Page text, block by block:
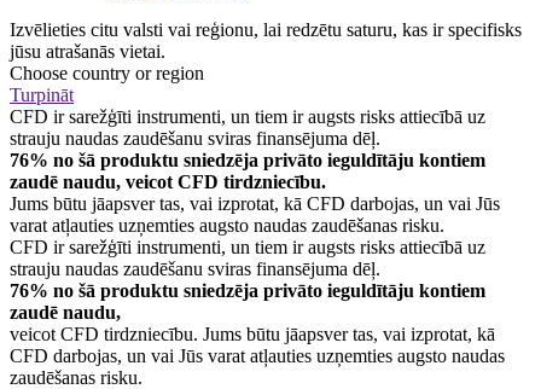
Izvēlieties citu valsti vai reģionu, lai redzētu saturu, kas ir specifisks
jūsu atrašanās vietai.
Choose country or region
Turpināt
CFD ir sarežģīti instrumenti, un tiem ir augsts risks attiecībā uz
strauju naudas zaudēšanu sviras finansējuma dēļ.
76% no šā produktu sniedzēja privāto ieguldītāju kontiem
zaudē naudu, veicot CFD tirdzniecību.
Jums būtu jāapsver tas, vai izprotat, kā CFD darbojas, un vai Jūs
varat atļauties uzņemties augsto naudas zaudēšanas risku.
CFD ir sarežģīti instrumenti, un tiem ir augsts risks attiecībā uz
strauju naudas zaudēšanu sviras finansējuma dēļ.
76% no šā produktu sniedzēja privāto ieguldītāju kontiem
zaudē naudu,
veicot CFD tirdzniecību. Jums būtu jāapsver tas, vai izprotat, kā
CFD darbojas, un vai Jūs varat atļauties uzņemties augsto naudas
zaudēšanas risku.